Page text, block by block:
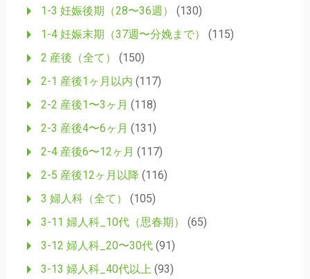
1-3 妊娠後期（28〜36週）
(130)
1-4 妊娠末期（37週〜分娩まで）
(115)
2 産後（全て）
(150)
2-1 産後1ヶ月以内 (117)
2-2 産後1〜3ヶ月 (118)
2-3 産後4〜6ヶ月 (131)
2-4 産後6〜12ヶ月 (117)
2-5 産後12ヶ月以降 (116)
3 婦人科（全て）
(105)
3-11 婦人科_10代（思春期）
(65)
3-12 婦人科_20〜30代(91)
3-13 婦人科_40代以上 (93)